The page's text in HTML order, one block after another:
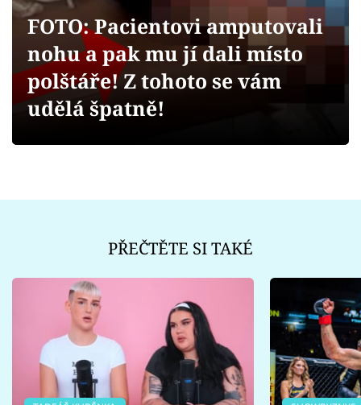
Videa
Sledujte prima+
FOTO: Pacientovi amputovali
nohu a pak mu jí dali místo
polštáře! Z tohoto se vám
udělá špatně!
PŘEČTĚTE SI TAKÉ